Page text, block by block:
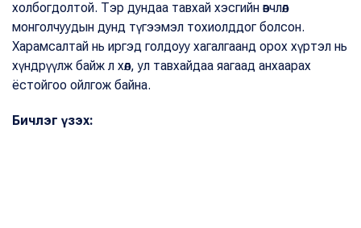
холбогдолтой. Тэр дундаа тавхай хэсгийн өвчлөл
монголчуудын дунд түгээмэл тохиолддог болсон.
Харамсалтай нь иргэд голдоуу хагалгаанд орох хүртэл нь
хүндрүүлж байж л хөл, ул тавхайдаа яагаад анхаарах
ёстойгоо ойлгож байна.
Бичлэг үзэх: